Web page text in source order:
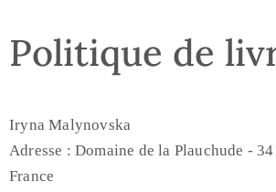
Politique de
Iryna Malynovska
Adresse : Domaine de la Plauchude -
France